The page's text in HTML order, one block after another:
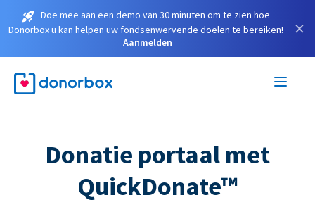
Doe mee aan een demo van 30 minuten om te zien hoe
Donorbox u kan helpen uw fondsenwervende doelen te bereiken!
Aanmelden
×
Donatie portaal met
QuickDonate™